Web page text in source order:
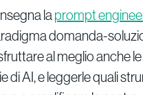
la prompt
domanda-
al meglio anche
di AI, e leggerle quali